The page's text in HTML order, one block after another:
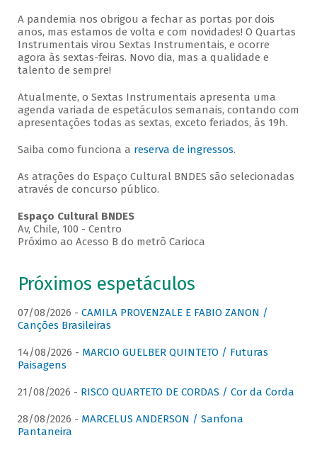
A pandemia nos obrigou a fechar as portas por dois
anos, mas estamos de volta e com novidades! O Quartas
Instrumentais virou Sextas Instrumentais, e ocorre
agora às sextas-feiras. Novo dia, mas a qualidade e
talento de sempre!
Atualmente, o Sextas Instrumentais apresenta uma
agenda variada de espetáculos semanais, contando com
apresentações todas as sextas, exceto feriados, às 19h.
Saiba como funciona a reserva de ingressos.
As atrações do Espaço Cultural BNDES são selecionadas
através de concurso público.
Espaço Cultural BNDES
Av, Chile, 100 - Centro
Próximo ao Acesso B do metrô Carioca
Próximos espetáculos
07/08/2026 - CAMILA PROVENZALE E FABIO ZANON /
Canções Brasileiras
14/08/2026 - MARCIO GUELBER QUINTETO / Futuras
Paisagens
21/08/2026 - RISCO QUARTETO DE CORDAS / Cor da Corda
28/08/2026 - MARCELUS ANDERSON / Sanfona
Pantaneira